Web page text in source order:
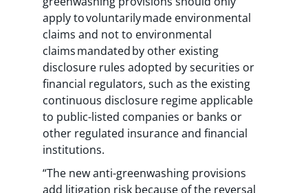
apply to voluntarily made environmental
claims and not to environmental
claims mandated by other existing
disclosure rules adopted by securities or
financial regulators, such as the existing
continuous disclosure regime applicable
to public-listed companies or banks or
other regulated insurance and financial
institutions.
“The new anti-greenwashing provisions
add litigation risk because of the reversal